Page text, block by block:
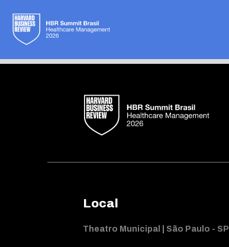
Not found
Local
Theatro Municipal | São Paulo - SP